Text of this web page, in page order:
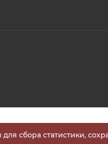
сбора статистики,